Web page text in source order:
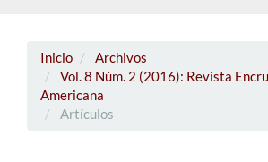
Inicio
Archivos
Vol. 8 Núm. 2 (2016): Revista
Americana
Artículos